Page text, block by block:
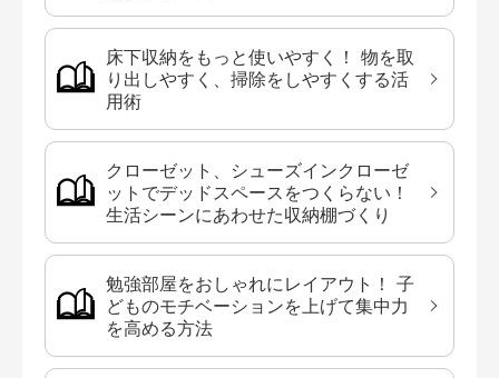
床下収納をもっと使いやすく！ 物を取
り出しやすく、掃除をしやすくする活
用術
クローゼット、シューズインクローゼ
ットでデッドスペースをつくらない！
生活シーンにあわせた収納棚づくり
勉強部屋をおしゃれにレイアウト！ 子
どものモチベーションを上げて集中力
を高める方法